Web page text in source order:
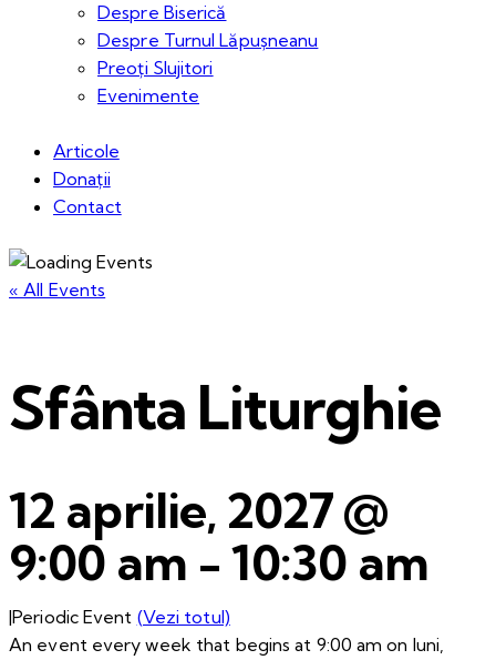
Despre Biserică
Despre Turnul Lăpușneanu
Preoți Slujitori
Evenimente
Articole
Donații
Contact
« All Events
Sfânta Liturghie
12 aprilie, 2027 @
9:00 am -10:30 am
|Periodic Event (Vezi totul)
An event every week that begins at 9:00 am on luni,